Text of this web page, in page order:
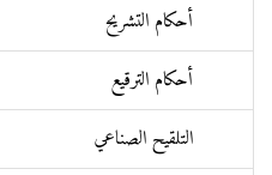
أحكام التشريح
أحكام الترقيع
التلقيح الصناعي